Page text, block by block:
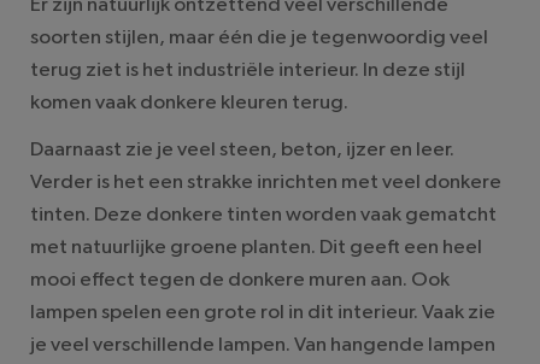
soorten stijlen, maar één die je tegenwoordig veel
terug ziet is het industriële interieur. In deze stijl
komen vaak donkere kleuren terug.
Daarnaast zie je veel steen, beton, ijzer en leer.
Verder is het een strakke inrichten met veel donkere
tinten. Deze donkere tinten worden vaak gematcht
met natuurlijke groene planten. Dit geeft een heel
mooi effect tegen de donkere muren aan. Ook
lampen spelen een grote rol in dit interieur. Vaak zie
je veel verschillende lampen. Van hangende lampen